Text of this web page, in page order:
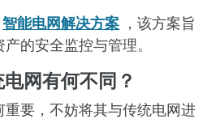
智能电网解决方案 ，该方案旨
的安全监控与管理。
网有何不同？
要，不妨将其与传统电网进